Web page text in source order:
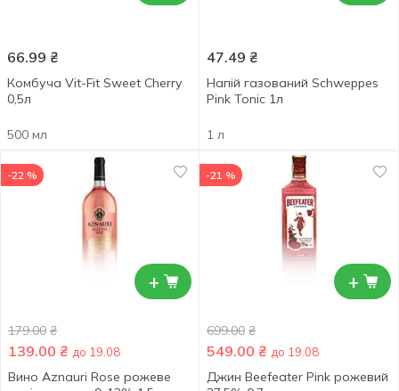
66.99 ₴
Комбуча Vit-Fit Sweet Cherry
0,5л
500 мл
47.49 ₴
Напій газований Schweppes
Pink Tonic 1л
1 л
+
-22 %
179.00 ₴
139.00 ₴ до 19.08
Вино Aznauri Rose рожеве
+
-21 %
699.00 ₴
549.00 ₴ до 19.08
Джин Beefeater Pink рожевий